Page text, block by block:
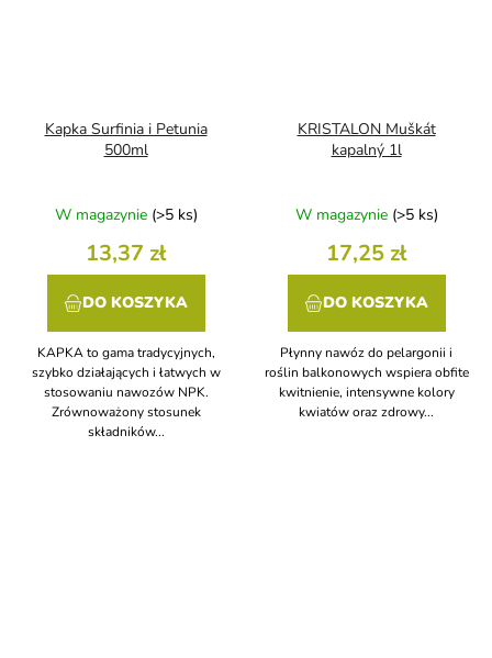
Kapka Surfinia i Petunia
500ml
W magazynie (>5 ks)
13,37 zł
DO KOSZYKA
KAPKA to gama tradycyjnych,
szybko działających i łatwych w
stosowaniu nawozów NPK.
Zrównoważony stosunek
składników...
KRISTALON Muškát
kapalný 1l
W magazynie (>5 ks)
17,25 zł
DO KOSZYKA
Płynny nawóz do pelargonii i
roślin balkonowych wspiera obfite
kwitnienie, intensywne kolory
kwiatów oraz zdrowy...